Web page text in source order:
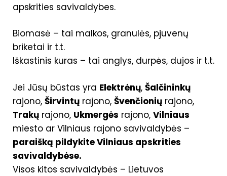
apskrities savivaldybes.
Biomasė – tai malkos, granulės, pjuvenų
briketai ir t.t.
Iškastinis kuras – tai anglys, durpės, dujos ir t.t.
Jei Jūsų būstas yra Elektrėnų, Šalčininkų
rajono, Širvintų rajono, Švenčionių rajono,
Trakų rajono, Ukmergės rajono, Vilniaus
miesto ar Vilniaus rajono savivaldybės –
paraišką pildykite Vilniaus apskrities
savivaldybėse.
Visos kitos savivaldybės – Lietuvos